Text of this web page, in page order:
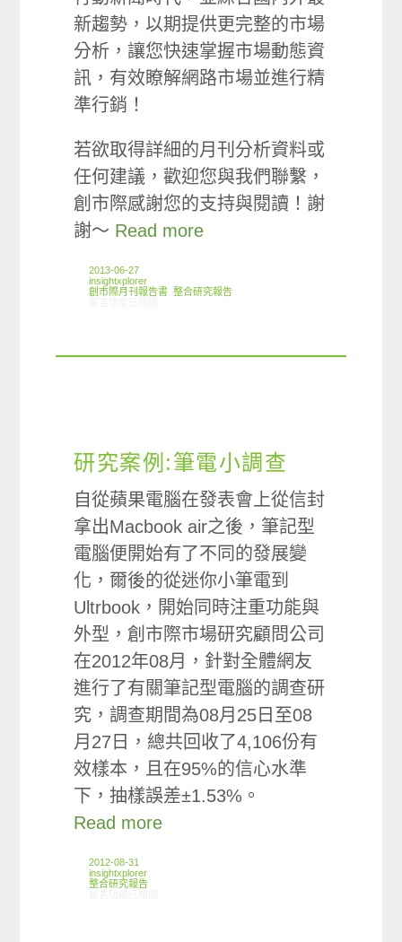
新趨勢，以期提供更完整的市場
分析，讓您快速掌握市場動態資
訊，有效瞭解網路市場並進行精
準行銷！
若欲取得詳細的月刊分析資料或
任何建議，歡迎您與我們聯繫，
創市際感謝您的支持與閱讀！謝
謝～ Read more
2013-06-27
insightxplorer
創市際月刊報告書 ,整合研究報告
研究案例:筆電小調查
自從蘋果電腦在發表會上從信封
拿出Macbook air之後，筆記型
電腦便開始有了不同的發展變
化，爾後的從迷你小筆電到
Ultrbook，開始同時注重功能與
外型，創市際市場研究顧問公司
在2012年08月，針對全體網友
進行了有關筆記型電腦的調查研
究，調查期間為08月25日至08
月27日，總共回收了4,106份有
效樣本，且在95%的信心水準
下，抽樣誤差±1.53%。
Read more
2012-08-31
insightxplorer
整合研究報告